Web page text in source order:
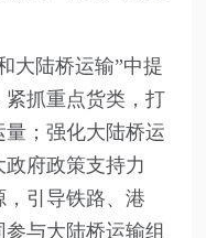
陆桥运输”中提
抓重点货类，打
；强化大陆桥运
府政策支持力
引导铁路、港
与大陆桥运输组